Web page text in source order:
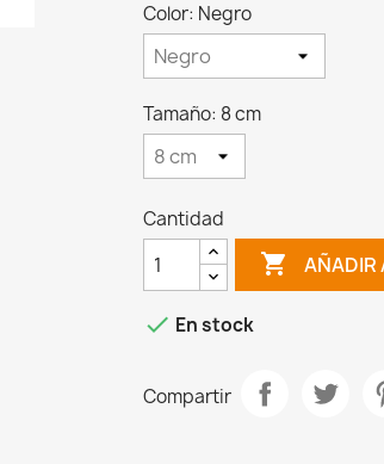
Color: Negro
Tamaño: 8 cm
Cantidad
 AÑADIR
 En stock
Compartir